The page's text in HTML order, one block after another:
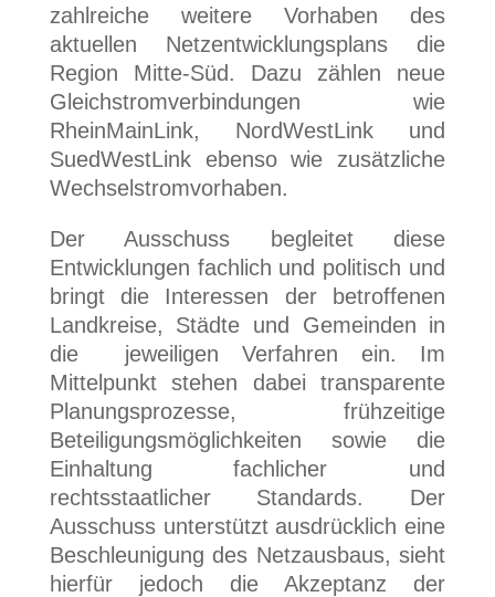
zahlreiche weitere Vorhaben des
aktuellen Netzentwicklungsplans die
Region Mitte-Süd. Dazu zählen neue
Gleichstromverbindungen wie
RheinMainLink, NordWestLink und
SuedWestLink ebenso wie zusätzliche
Wechselstromvorhaben.
Der Ausschuss begleitet diese
Entwicklungen fachlich und politisch und
bringt die Interessen der betroffenen
Landkreise, Städte und Gemeinden in
die jeweiligen Verfahren ein. Im
Mittelpunkt stehen dabei transparente
Planungsprozesse, frühzeitige
Beteiligungsmöglichkeiten sowie die
Einhaltung fachlicher und
rechtsstaatlicher Standards. Der
Ausschuss unterstützt ausdrücklich eine
Beschleunigung des Netzausbaus, sieht
hierfür jedoch die Akzeptanz der